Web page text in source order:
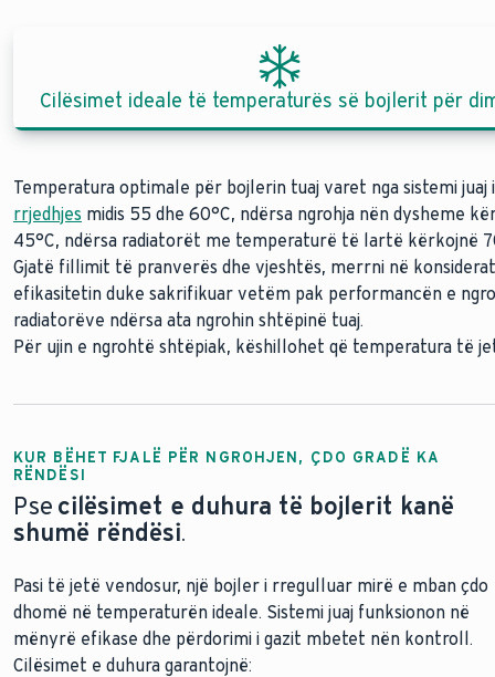
Cilësimet ideale të temperaturës së bojlerit për
Temperatura optimale për bojlerin tuaj varet nga sistemi
rrjedhjes midis 55 dhe 60°C, ndërsa ngrohja nën dysheme
45°C, ndërsa radiatorët me temperaturë të lartë kërkojnë
Gjatë fillimit të pranverës dhe vjeshtës, merrni në
efikasitetin duke sakrifikuar vetëm pak performancën e
radiatorëve ndërsa ata ngrohin shtëpinë tuaj.
Për ujin e ngrohtë shtëpiak, këshillohet që temperatura të
KUR BËHET FJALË PËR NGROHJEN, ÇDO GRADË KA
RËNDËSI
Pse cilësimet e duhura të bojlerit kanë
shumë rëndësi.
Pasi të jetë vendosur, një bojler i rregulluar mirë e mban çdo
dhomë në temperaturën ideale. Sistemi juaj funksionon në
mënyrë efikase dhe përdorimi i gazit mbetet nën kontroll.
Cilësimet e duhura garantojnë: